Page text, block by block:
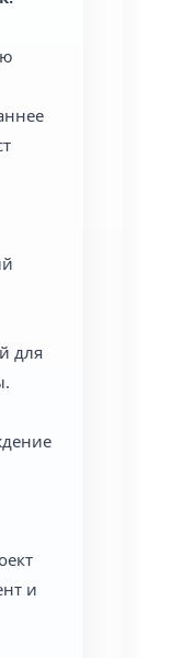
для
и